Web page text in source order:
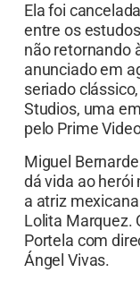
Ela foi
entre os
não retornando
anunciado em
seriado
Studios, uma
pelo Prime
Miguel
dá vida ao herói
a atriz
Lolita Marquez.
Portela com
Ángel Vivas.